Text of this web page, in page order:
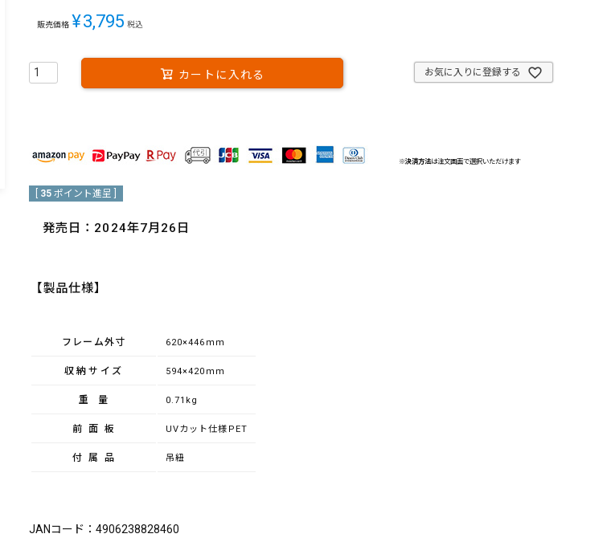
販売価格 ¥3,795 税込
お気に入りに登録する
カートに入れる
※決済方法は注文画面で選択いただけます
35 ポイント進呈 ]
発売日：2024年7月26日
【製品仕様】
フレーム外寸 620×446ｍｍ
収納サイズ 594×420ｍｍ
重量 0.71kg
前面板 UVカット仕様PET
付属品 吊紐
JANコード：4906238828460